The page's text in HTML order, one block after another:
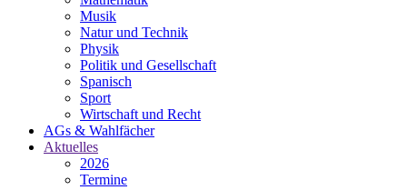
Musik
Natur und Technik
Physik
Politik und Gesellschaft
Spanisch
Sport
Wirtschaft und Recht
AGs & Wahlfächer
Aktuelles
2026
Termine